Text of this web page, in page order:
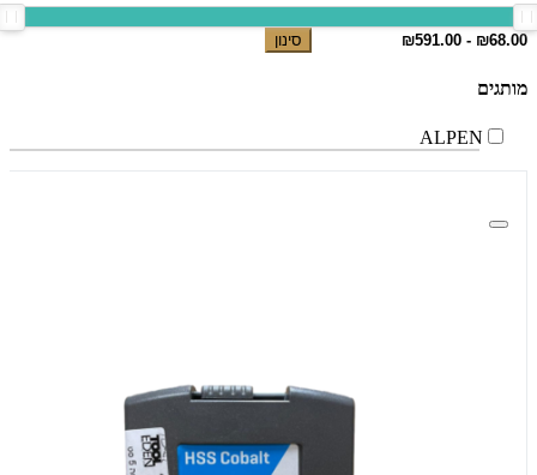
סינון
מותגים
ALPEN